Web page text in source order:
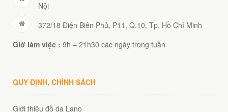
Nội
372/18 Điện Biên Phủ, P11, Q.10, Tp. Hồ Chí Minh
Giờ làm việc : 9h – 21h30 các ngày trong tuần
QUY ĐỊNH, CHÍNH SÁCH
Giới thiệu đồ da Lano